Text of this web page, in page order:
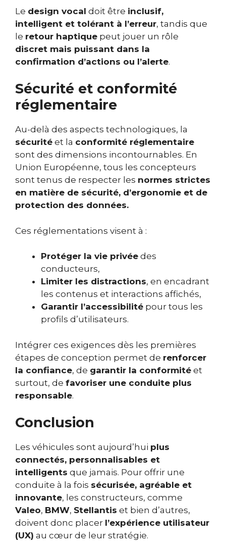
Le design vocal doit être inclusif,
intelligent et tolérant à l’erreur, tandis que
le retour haptique peut jouer un rôle
discret mais puissant dans la
confirmation d’actions ou l’alerte.
Sécurité et conformité
réglementaire
Au-delà des aspects technologiques, la
sécurité et la conformité réglementaire
sont des dimensions incontournables. En
Union Européenne, tous les concepteurs
sont tenus de respecter les normes strictes
en matière de sécurité, d’ergonomie et de
protection des données.
Ces réglementations visent à :
Protéger la vie privée des
conducteurs,
Limiter les distractions, en encadrant
les contenus et interactions affichés,
Garantir l’accessibilité pour tous les
profils d’utilisateurs.
Intégrer ces exigences dès les premières
étapes de conception permet de renforcer
la confiance, de garantir la conformité et
surtout, de favoriser une conduite plus
responsable.
Conclusion
Les véhicules sont aujourd’hui plus
connectés, personnalisables et
intelligents que jamais. Pour offrir une
conduite à la fois sécurisée, agréable et
innovante, les constructeurs, comme
Valeo, BMW, Stellantis et bien d’autres,
doivent donc placer l’expérience utilisateur
(UX) au cœur de leur stratégie.